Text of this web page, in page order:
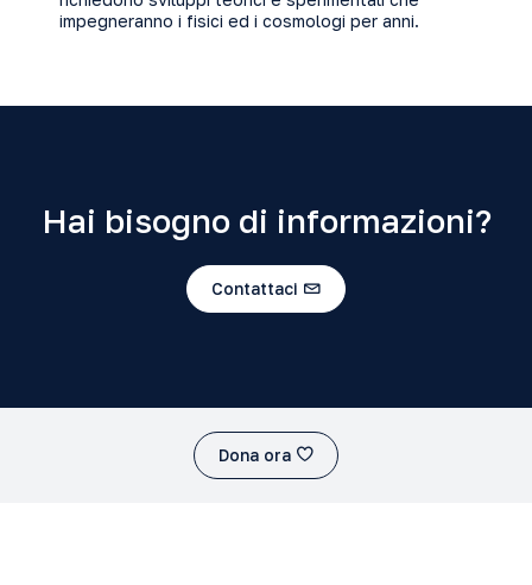
impegneranno i fisici ed i cosmologi per anni.
Hai bisogno di informazioni?
Contattaci
Dona ora